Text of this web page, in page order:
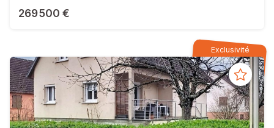
269 500 €
Exclusivité